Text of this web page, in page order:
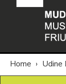
Home › Udine